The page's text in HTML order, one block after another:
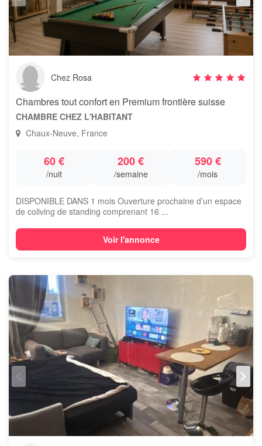
Chez Rosa
Chambres tout confort en Premium frontière suisse
CHAMBRE CHEZ L'HABITANT
Chaux-Neuve, France
60 €
/nuit
200 €
/semaine
590 €
/mois
DISPONIBLE DANS 1 mois Ouverture prochaine d’un espace
de coliving de standing comprenant 16 ...
Voir l'annonce